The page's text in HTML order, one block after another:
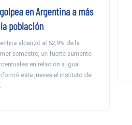
en Argentina a más
población
alcanzó al 52,9% de la
semestre, un fuerte aumento
en relación a igual
este jueves el instituto de